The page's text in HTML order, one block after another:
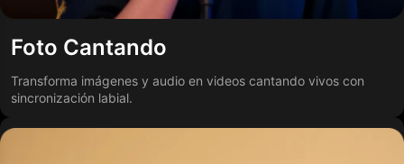
Foto Cantando
Transforma imágenes y audio en videos cantando vivos con
sincronización labial.